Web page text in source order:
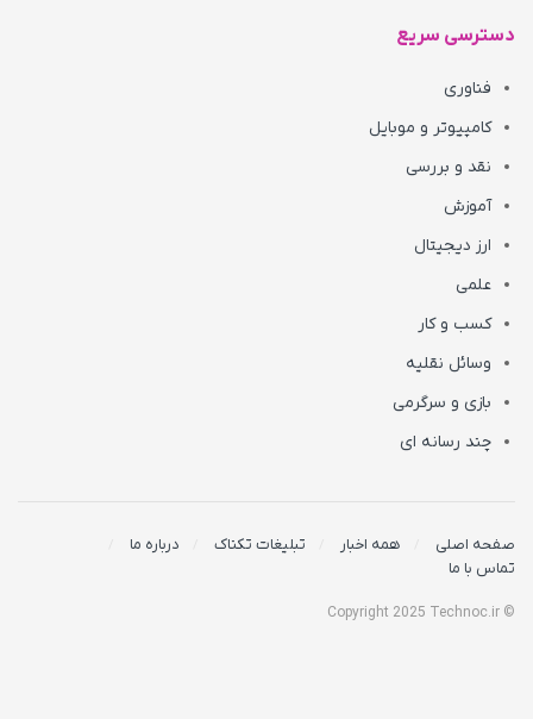
دسترسی سریع
فناوری
کامپیوتر و موبایل
نقد و بررسی
آموزش
ارز دیجیتال
علمی
کسب و کار
وسائل نقلیه
بازی و سرگرمی
چند رسانه ای
صفحه اصلی همه اخبار تبلیغات تکناک
درباره ما
تماس با ما
© Copyright 2025 Technoc.ir